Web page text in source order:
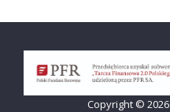
Copyright © 2026